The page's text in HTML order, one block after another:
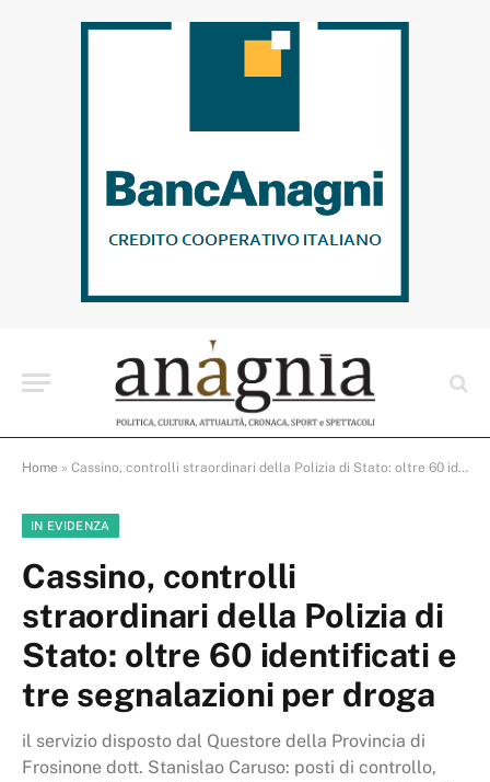
Home » Cassino, controlli straordinari della Polizia di Stato: oltre 60 identificati e tre segnalazioni per droga
IN EVIDENZA
Cassino, controlli
straordinari della Polizia di
Stato: oltre 60 identificati e
tre segnalazioni per droga
il servizio disposto dal Questore della Provincia di
Frosinone dott. Stanislao Caruso: posti di controllo,